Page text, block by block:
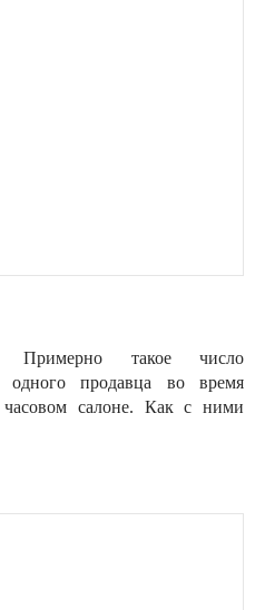
Примерно такое число
одного продавца во время
салоне. Как с ними